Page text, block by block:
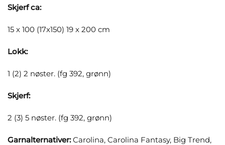
Skjerf ca:
15 x 100 (17x150) 19 x 200 cm
Lokk:
1 (2) 2 nøster. (fg 392, grønn)
Skjerf:
2 (3) 5 nøster. (fg 392, grønn)
Garnalternativer:Carolina, Carolina Fantasy, Big Trend,